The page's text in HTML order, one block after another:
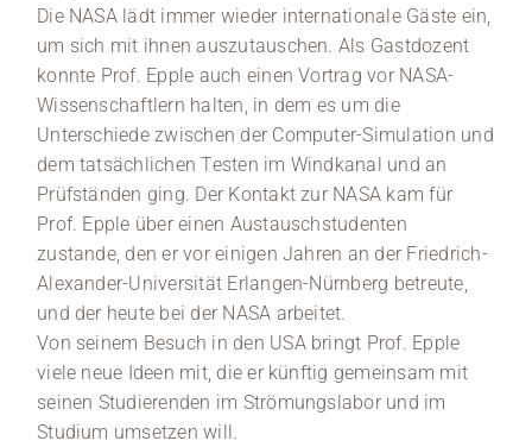
Die NASA lädt immer wieder internationale Gäste ein,
um sich mit ihnen auszutauschen. Als Gastdozent
konnte Prof. Epple auch einen Vortrag vor NASA-
Wissenschaftlern halten, in dem es um die
Unterschiede zwischen der Computer-Simulation und
dem tatsächlichen Testen im Windkanal und an
Prüfständen ging. Der Kontakt zur NASA kam für
Prof. Epple über einen Austauschstudenten
zustande, den er vor einigen Jahren an der Friedrich-
Alexander-Universität Erlangen-Nürnberg betreute,
und der heute bei der NASA arbeitet.
Von seinem Besuch in den USA bringt Prof. Epple
viele neue Ideen mit, die er künftig gemeinsam mit
seinen Studierenden im Strömungslabor und im
Studium umsetzen will.